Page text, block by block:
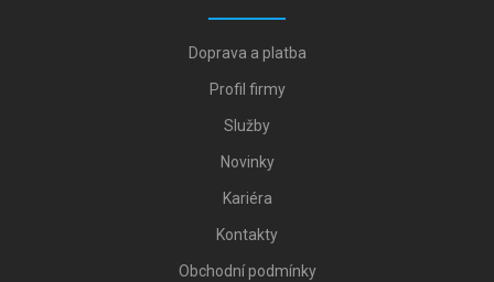
Doprava a platba
Profil firmy
Služby
Novinky
Kariéra
Kontakty
Obchodní podmínky